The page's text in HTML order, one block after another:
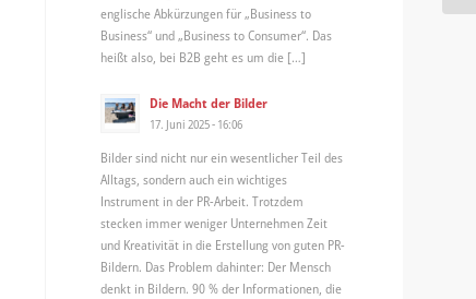
englische Abkürzungen für „Business to
Business“ und „Business to Consumer“. Das
heißt also, bei B2B geht es um die […]
Die Macht der Bilder
17. Juni 2025 - 16:06
Bilder sind nicht nur ein wesentlicher Teil des
Alltags, sondern auch ein wichtiges
Instrument in der PR-Arbeit. Trotzdem
stecken immer weniger Unternehmen Zeit
und Kreativität in die Erstellung von guten PR-
Bildern. Das Problem dahinter: Der Mensch
denkt in Bildern. 90 % der Informationen, die